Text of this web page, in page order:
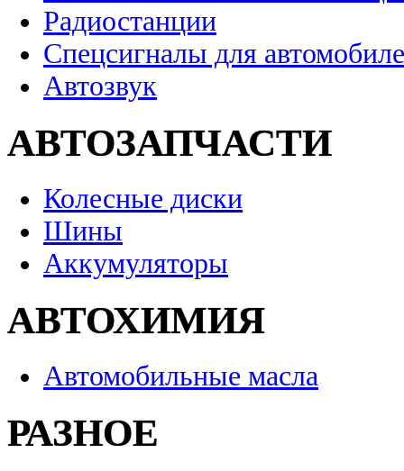
Радиостанции
Спецсигналы для
Автозвук
АВТОЗАПЧАСТИ
Колесные диски
Шины
Аккумуляторы
АВТОХИМИЯ
Автомобильные масла
РАЗНОЕ